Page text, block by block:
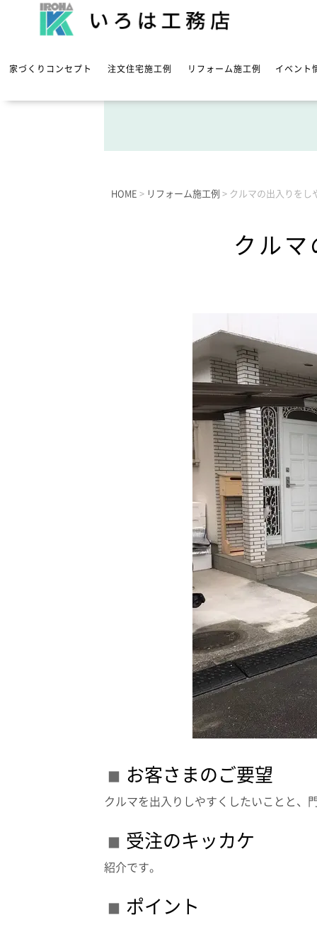
家づくりコンセプト 注文住宅施工例 リフォーム施工例 イベント
HOME > リフォーム施工例 > クルマの出入りをし
クル
お客さまのご要望
クルマを出入りしやすくしたいことと、
受注のキッカケ
紹介です。
ポイント